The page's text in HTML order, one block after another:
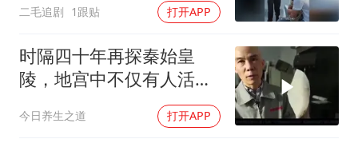
二毛追剧 1跟贴 打开APP
时隔四十年再探秦始皇
陵，地宫中不仅有人活
动，还发现了九层高楼
今日养生之道 打开APP